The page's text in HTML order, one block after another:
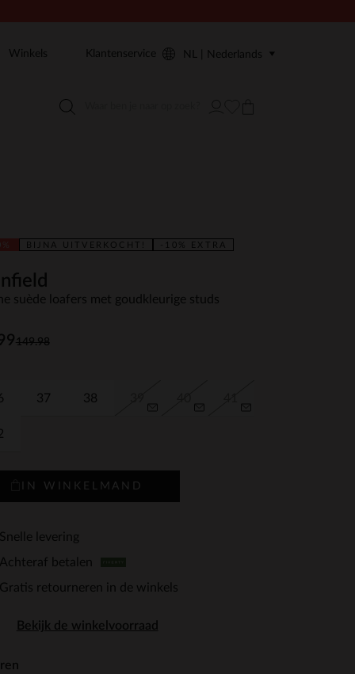
Winkels Klantenservice NL | Nederlands
BIJNA UITVERKOCHT! -10% EXTRA
suède loafers met goudkleurige studs
149.98
37 38
IN WINKELMAND
Snelle levering
Achteraf betalen
Gratis retourneren in de winkels
Bekijk de winkelvoorraad